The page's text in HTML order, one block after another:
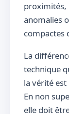
proximités,
anomalies
compactes
La
technique
la vérité
En non
elle doit